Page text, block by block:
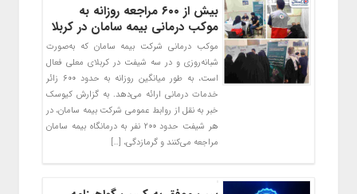
بیش از ۶۰۰ مراجعه روزانه به
موکب درمانی بیمه سامان در کربلا
موکب درمانی شرکت بیمه سامان که به‌صورت
شبانه‌روزی و در سه شیفت در کربلای معلی فعال
است، به طور میانگین روزانه به حدود ۶۰۰ زائر
خدمات درمانی ارائه می‌دهد. به گزارش کیوسک
خبر به نقل از روابط عمومی شرکت بیمه سامان، در
هر شیفت حدود ۲۰۰ نفر به درمانگاه بیمه سامان
مراجعه می‌کنند و گرمازدگی، […]